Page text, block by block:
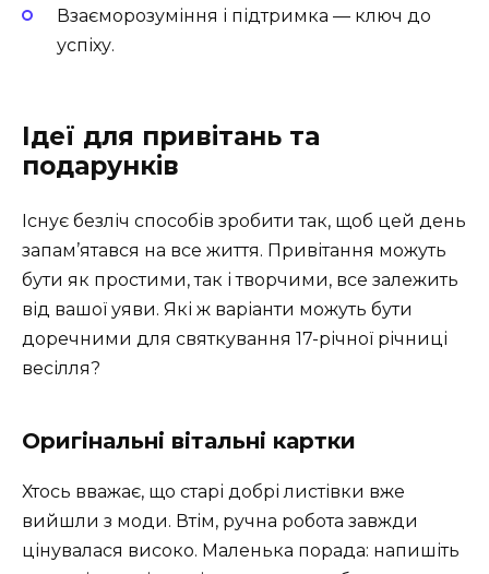
Взаєморозуміння і підтримка — ключ до
успіху.
Ідеї для привітань та
подарунків
Існує безліч способів зробити так, щоб цей день
запам’ятався на все життя. Привітання можуть
бути як простими, так і творчими, все залежить
від вашої уяви. Які ж варіанти можуть бути
доречними для святкування 17-річної річниці
весілля?
Оригінальні вітальні картки
Хтось вважає, що старі добрі листівки вже
вийшли з моди. Втім, ручна робота завжди
цінувалася високо. Маленька порада: напишіть